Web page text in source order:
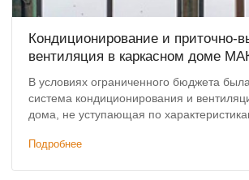
Кондиционирование и приточно-
вентиляция в каркасном доме
В условиях ограниченного бюджета
система кондиционирования и
дома, не уступающая по
высоты потолков.
Подробнее